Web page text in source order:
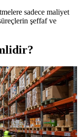
sadece maliyet
şeffaf ve